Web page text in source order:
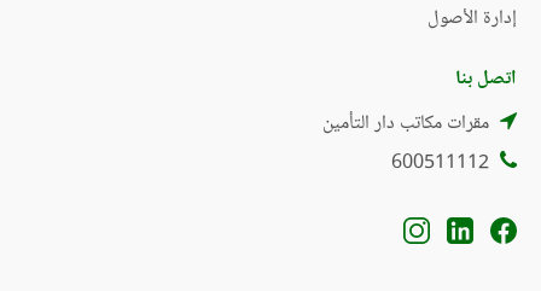
إدارة الأصول
اتصل بنا
مقرات مكاتب دار التأمين
600511112